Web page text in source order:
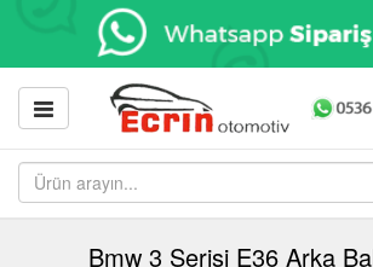
Bmw 3 Serisi E36 Arka